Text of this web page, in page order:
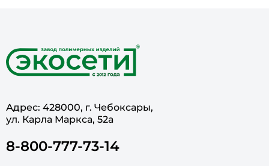
Адрес: 428000, г. Чебоксары,
ул. Карла Маркса, 52а
8-800-777-73-14